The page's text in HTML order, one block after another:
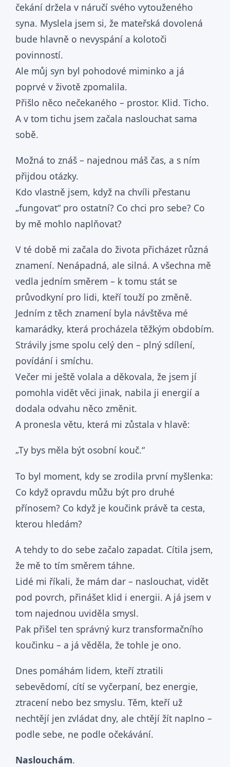
čekání držela v náručí svého vytouženého
syna. Myslela jsem si, že mateřská dovolená
bude hlavně o nevyspání a kolotoči
povinností.
Ale můj syn byl pohodové miminko a já
poprvé v životě zpomalila.
Přišlo něco nečekaného – prostor. Klid. Ticho.
A v tom tichu jsem začala naslouchat sama
sobě.
Možná to znáš – najednou máš čas, a s ním
přijdou otázky.
Kdo vlastně jsem, když na chvíli přestanu
„fungovat“ pro ostatní? Co chci pro sebe? Co
by mě mohlo naplňovat?
V té době mi začala do života přicházet různá
znamení. Nenápadná, ale silná. A všechna mě
vedla jedním směrem – k tomu stát se
průvodkyní pro lidi, kteří touží po změně.
Jedním z těch znamení byla návštěva mé
kamarádky, která procházela těžkým obdobím.
Strávily jsme spolu celý den – plný sdílení,
povídání i smíchu.
Večer mi ještě volala a děkovala, že jsem jí
pomohla vidět věci jinak, nabila ji energií a
dodala odvahu něco změnit.
A pronesla větu, která mi zůstala v hlavě:
„Ty bys měla být osobní kouč.“
To byl moment, kdy se zrodila první myšlenka:
Co když opravdu můžu být pro druhé
přínosem? Co když je koučink právě ta cesta,
kterou hledám?
A tehdy to do sebe začalo zapadat. Cítila jsem,
že mě to tím směrem táhne.
Lidé mi říkali, že mám dar – naslouchat, vidět
pod povrch, přinášet klid i energii. A já jsem v
tom najednou uviděla smysl.
Pak přišel ten správný kurz transformačního
koučinku – a já věděla, že tohle je ono.
Dnes pomáhám lidem, kteří ztratili
sebevědomí, cítí se vyčerpaní, bez energie,
ztracení nebo bez smyslu. Těm, kteří už
nechtějí jen zvládat dny, ale chtějí žít naplno –
podle sebe, ne podle očekávání.
Naslouchám.